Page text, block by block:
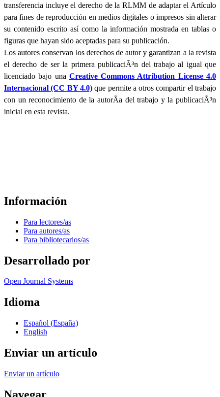
transferencia incluye el derecho de la RLMM de adaptar el Artículo
para fines de reproducción en medios digitales o impresos sin alterar
su contenido escrito así como la información mostrada en tablas o
figuras que hayan sido aceptadas para su publicación.
Los autores conservan los derechos de autor y garantizan a la revista
el derecho de ser la primera publicaciÃ³n del trabajo al igual que
licenciado bajo una Creative Commons Attribution License 4.0
Internacional (CC BY 4.0)que permite a otros compartir el trabajo
con un reconocimiento de la autorÃ­a del trabajo y la publicaciÃ³n
inicial en esta revista.
Información
Para lectores/as
Para autores/as
Para bibliotecarios/as
Desarrollado por
Open Journal Systems
Idioma
Español (España)
English
Enviar un artículo
Enviar un artículo